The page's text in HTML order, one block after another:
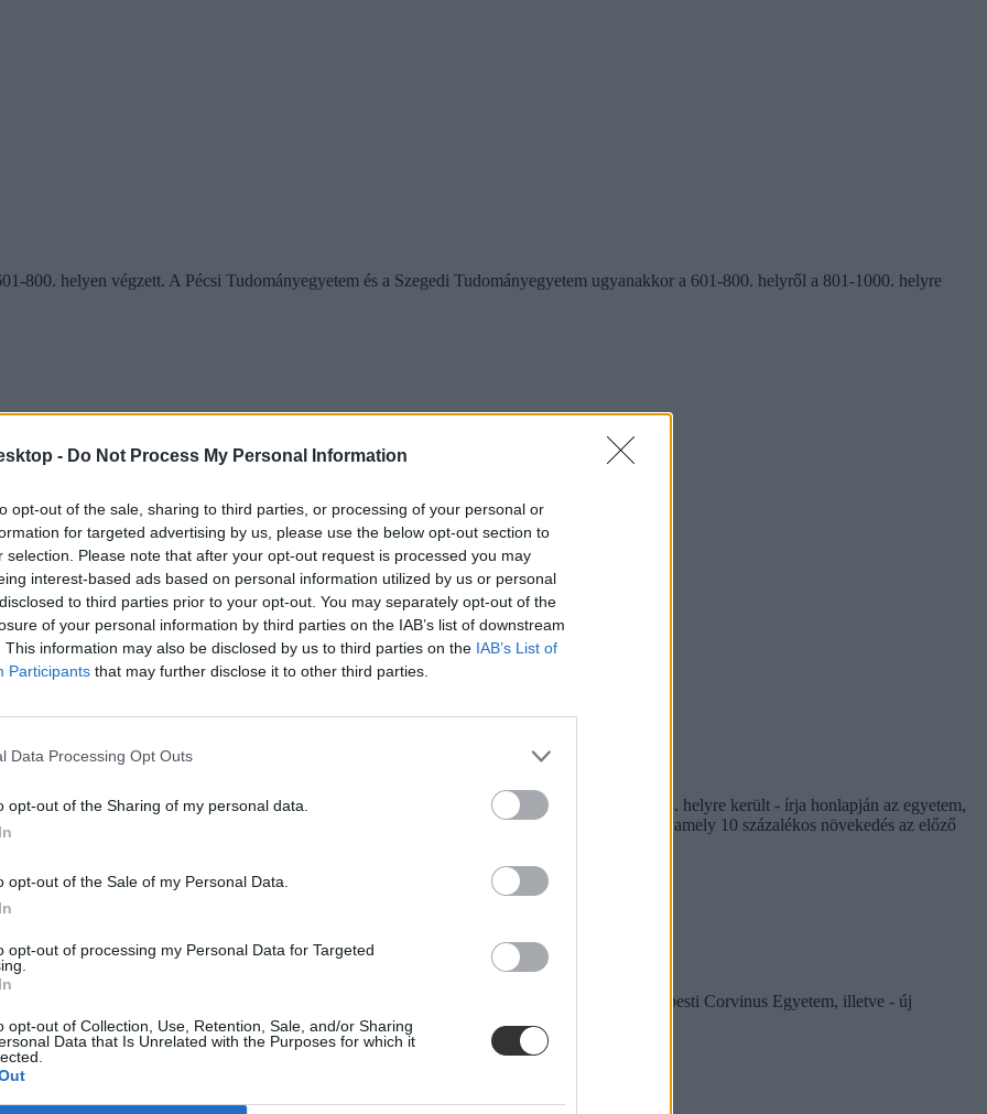
- Do Not Process My Personal Information
opt-out of the sale, sharing to third parties, or processing of your personal or
for targeted advertising by us, please use the below opt-out section to
selection. Please note that after your opt-out request is processed you may
interest-based ads based on personal information utilized by us or personal
to third parties prior to your opt-out. You may separately opt-out of the
of your personal information by third parties on the IAB’s list of downstream
This information may also be disclosed by us to third parties on the IAB’s List of
Participants that may further disclose it to other third parties.
Data Processing Opt Outs
opt-out of the Sharing of my personal data.
opt-out of the Sale of my Personal Data.
opt-out of processing my Personal Data for Targeted
opt-out of Collection, Use, Retention, Sale, and/or Sharing
Data that Is Unrelated with the Purposes for which it
800. helyen végzett. A Pécsi Tudományegyetem és a Szegedi Tudományegyetem ugyanakkor a 601-800. helyről a 801-1000. helyre
hasonlóan. Az intézmény a legtöbbet a nemzetköziség területén javított, a tavalyi 480-ról a 444. helyre került - írja honlapján az egyetem,
intézménye, az idei évben az angol nyelvű képzésekre 2007 külföldi hallgatót vettek fel, amely 10 százalékos növekedés az előző
az 1001+ kategóriába került. Ezt az eredményt érte el - a tavalyi évhez hasonlóan - a Budapesti Corvinus Egyetem, illetve - új